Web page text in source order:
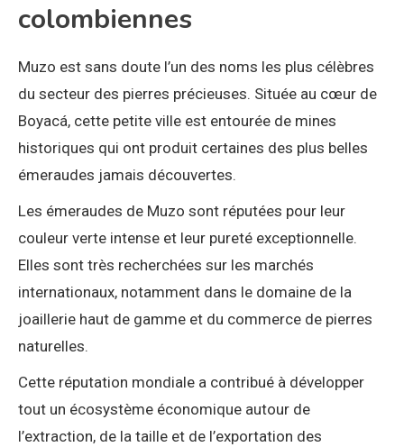
colombiennes
Muzo est sans doute l’un des noms les plus célèbres
du secteur des pierres précieuses. Située au cœur de
Boyacá, cette petite ville est entourée de mines
historiques qui ont produit certaines des plus belles
émeraudes jamais découvertes.
Les émeraudes de Muzo sont réputées pour leur
couleur verte intense et leur pureté exceptionnelle.
Elles sont très recherchées sur les marchés
internationaux, notamment dans le domaine de la
joaillerie haut de gamme et du commerce de pierres
naturelles.
Cette réputation mondiale a contribué à développer
tout un écosystème économique autour de
l’extraction, de la taille et de l’exportation des